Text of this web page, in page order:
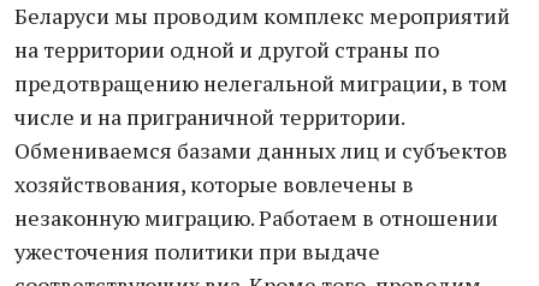
Беларуси мы проводим комплекс мероприятий
на территории одной и другой страны по
предотвращению нелегальной миграции, в том
числе и на приграничной территории.
Обмениваемся базами данных лиц и субъектов
хозяйствования, которые вовлечены в
незаконную миграцию. Работаем в отношении
ужесточения политики при выдаче